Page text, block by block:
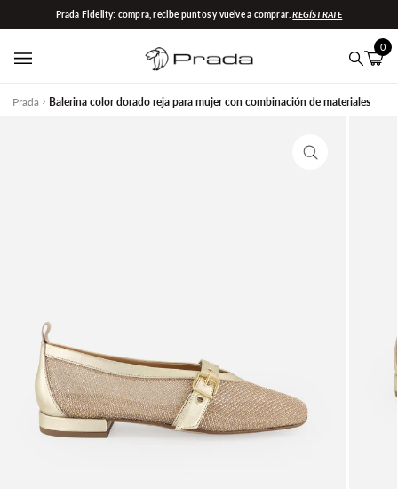
contenido
Prada Fidelity: compra, recibe puntos y vuelve a comprar.REGÍSTRATE
0
Prada Balerina color dorado reja para mujer con combinación de materiales